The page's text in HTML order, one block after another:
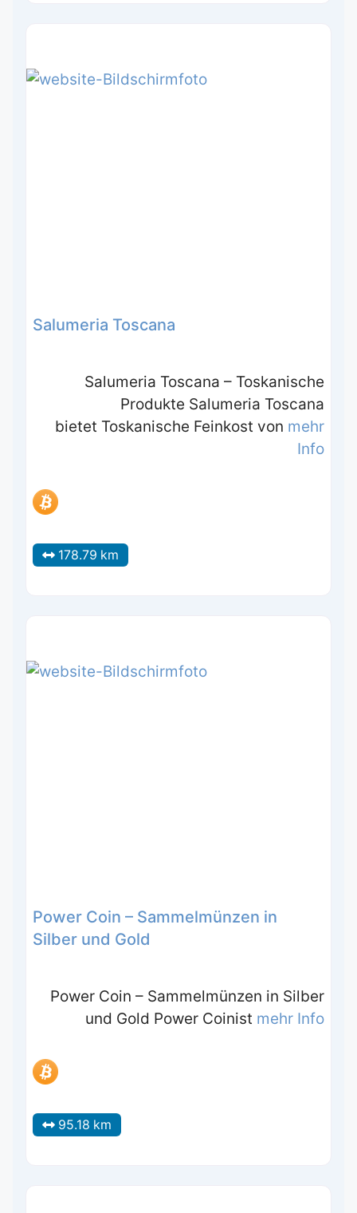
Salumeria Toscana
Salumeria Toscana – Toskanische
Produkte Salumeria Toscana
bietet Toskanische Feinkost von mehr
Info
178.79 km
Power Coin – Sammelmünzen in
Silber und Gold
Power Coin – Sammelmünzen in Silber
und Gold Power Coinist mehr Info
95.18 km